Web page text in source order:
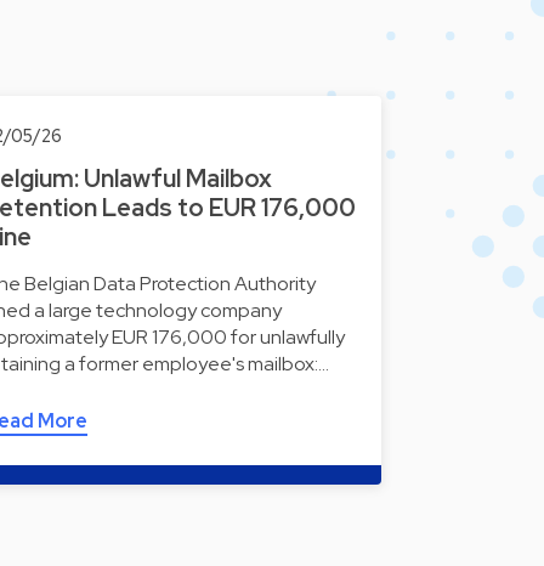
05/26
Unlawful Mailbox
Leads to EUR 176,000
Belgian Data Protection Authority
a large technology company
EUR 176,000 for unlawfully
a former employee's mailbox:…
More